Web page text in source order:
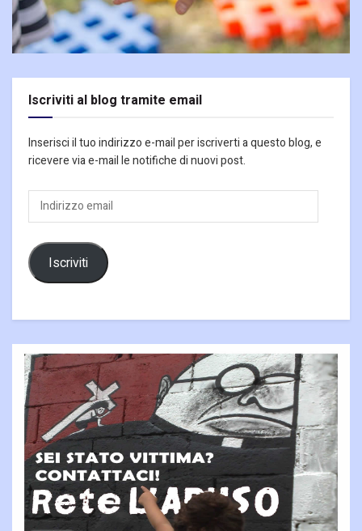
Iscriviti al blog tramite email
Inserisci il tuo indirizzo e-mail per iscriverti a questo blog, e
ricevere via e-mail le notifiche di nuovi post.
Indirizzo
email
Iscriviti